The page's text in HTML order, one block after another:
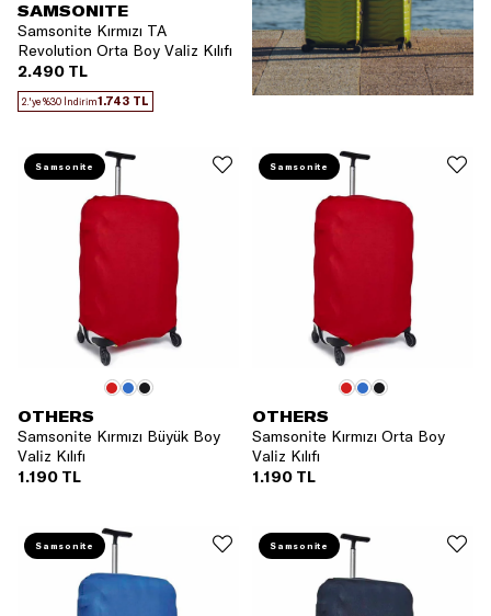
SAMSONITE
Samsonite Kırmızı TA
Revolution Orta Boy Valiz Kılıfı
2.490 TL
2.'ye %30 İndirim1.743 TL
OTHERS
Samsonite Kırmızı Büyük Boy
Valiz Kılıfı
1.190 TL
Samsonite
OTHERS
Samsonite Kırmızı Orta Boy
Valiz Kılıfı
1.190 TL
Samsonite
Samsonite Samsonite